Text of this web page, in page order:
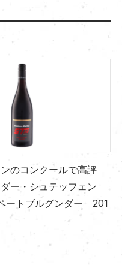
のコンクールで高評
ー・シュテッフェン
ートブルグンダー 201